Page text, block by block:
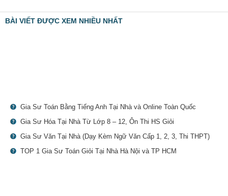
BÀI VIẾT ĐƯỢC XEM NHIỀU NHẤT
Gia Sư Toán Bằng Tiếng Anh Tại Nhà và Online Toàn Quốc
Gia Sư Hóa Tại Nhà Từ Lớp 8 – 12, Ôn Thi HS Giỏi
Gia Sư Văn Tại Nhà (Dạy Kèm Ngữ Văn Cấp 1, 2, 3, Thi THPT)
TOP 1 Gia Sư Toán Giỏi Tại Nhà Hà Nội và TP HCM